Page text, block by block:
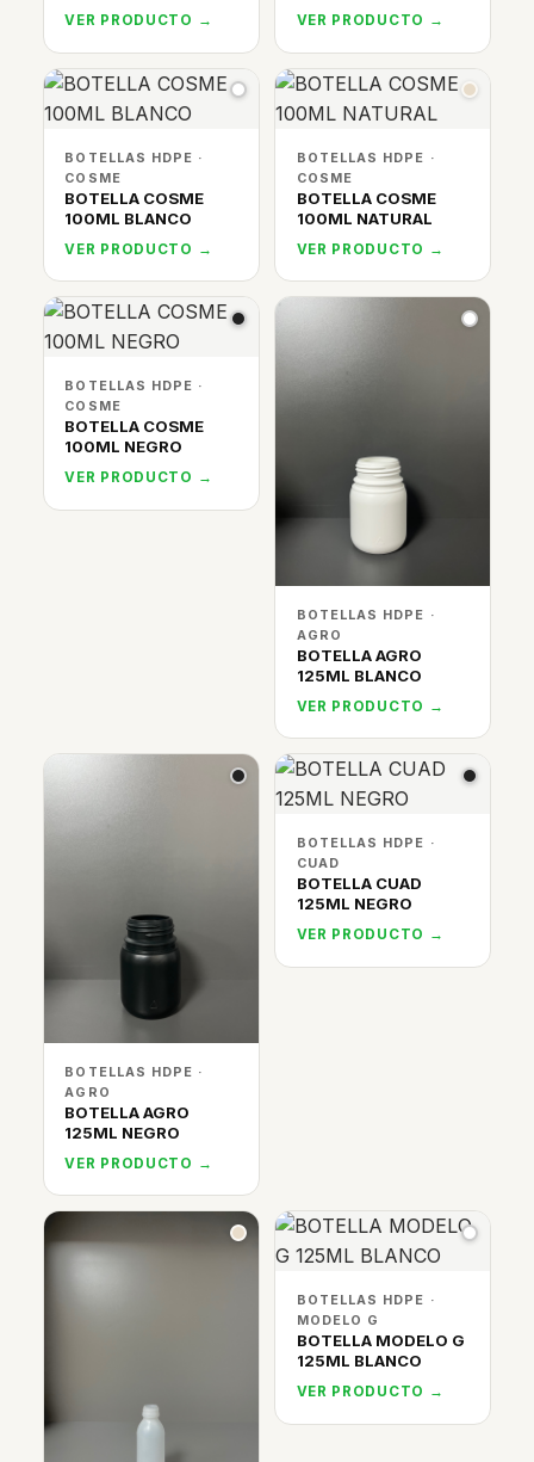
VER PRODUCTO → VER PRODUCTO →
BOTELLAS HDPE ·
COSME
BOTELLA COSME
100ML BLANCO
VER PRODUCTO →
BOTELLAS HDPE ·
COSME
BOTELLA COSME
100ML NATURAL
VER PRODUCTO →
BOTELLAS HDPE ·
COSME
BOTELLA COSME
100ML NEGRO
VER PRODUCTO →
BOTELLAS HDPE ·
AGRO
BOTELLA AGRO
125ML BLANCO
VER PRODUCTO →
BOTELLAS HDPE ·
AGRO
BOTELLA AGRO
125ML NEGRO
VER PRODUCTO →
BOTELLAS HDPE ·
CUAD
BOTELLA CUAD
125ML NEGRO
VER PRODUCTO →
BOTELLAS HDPE ·
MODELO G
BOTELLA MODELO G
125ML BLANCO
VER PRODUCTO →